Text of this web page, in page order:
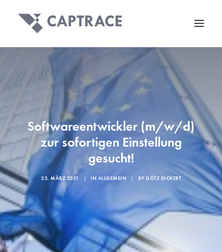
Softwareentwickler (m/w/d)
zur sofortigen Einstellung
gesucht!
23. MÄRZ 2021 | IN ALLGEMEIN | BY GÖTZ DICKERT